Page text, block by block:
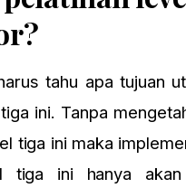
tahu apa tujuan
ini. Tanpa
tiga ini maka
tiga ini hanya akan